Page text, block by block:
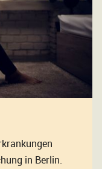
in Berlin.